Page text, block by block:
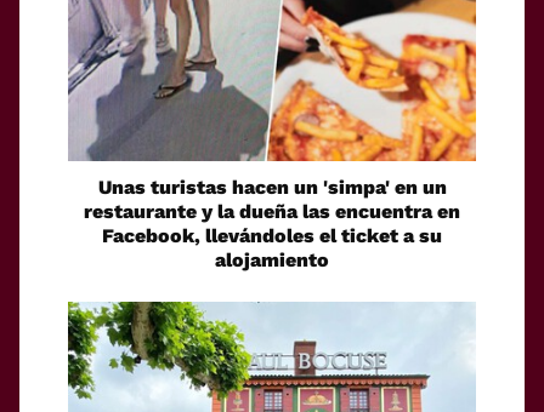
Unas turistas hacen un 'simpa' en un
restaurante y la dueña las encuentra en
Facebook, llevándoles el ticket a su
alojamiento